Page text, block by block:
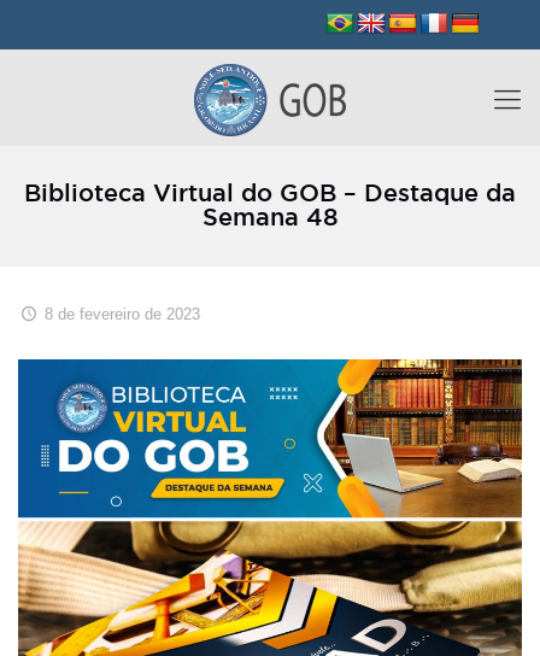
Biblioteca Virtual do GOB – Destaque da
Semana 48
8 de fevereiro de 2023